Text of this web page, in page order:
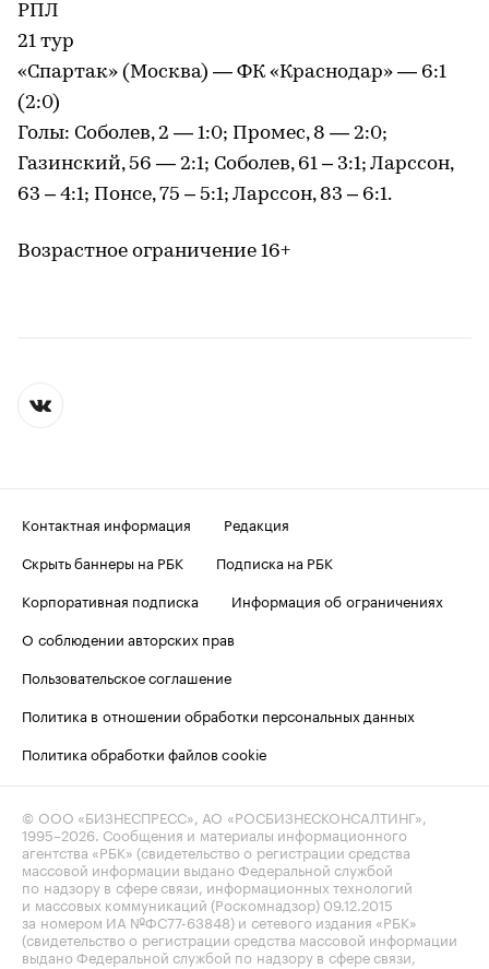
РПЛ
21 тур
«Спартак» (Москва) — ФК «Краснодар» — 6:1
(2:0)
Голы: Соболев, 2 — 1:0; Промес, 8 — 2:0;
Газинский, 56 — 2:1; Соболев, 61 – 3:1; Ларссон,
63 – 4:1; Понсе, 75 – 5:1; Ларссон, 83 – 6:1.
Возрастное ограничение 16+
Контактная информация
Редакция
Скрыть баннеры на РБК
Подписка на РБК
Корпоративная подписка
Информация об ограничениях
О соблюдении авторских прав
Пользовательское соглашение
Политика в отношении обработки персональных данных
Политика обработки файлов cookie
© ООО «БИЗНЕСПРЕСС», АО «РОСБИЗНЕСКОНСАЛТИНГ»,
1995–2026. Сообщения и материалы информационного
агентства «РБК» (свидетельство о регистрации средства
массовой информации выдано Федеральной службой
по надзору в сфере связи, информационных технологий
и массовых коммуникаций (Роскомнадзор) 09.12.2015
за номером ИА №ФС77-63848) и сетевого издания «РБК»
(свидетельство о регистрации средства массовой информации
выдано Федеральной службой по надзору в сфере связи,